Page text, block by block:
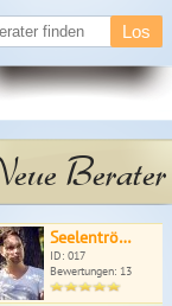
Berater
Seelentrö…
ID: 017
Bewertungen: 13